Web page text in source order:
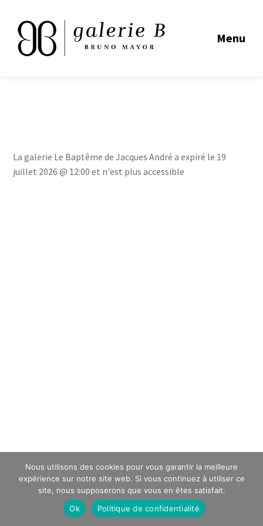
Menu
La galerie Le Baptême de Jacques André a expiré le 19
juillet 2026 @ 12:00 et n'est plus accessible
Nous utilisons des cookies pour vous garantir la meilleure
expérience sur notre site web. Si vous continuez à utiliser ce
site, nous supposerons que vous en êtes satisfait.
Ok
Politique de confidentialité